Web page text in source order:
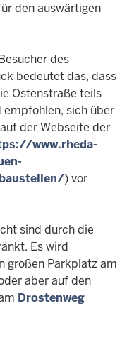
den auswärtigen
des
bedeutet das, dass
Ostenstraße teils
empfohlen, sich über
der Webseite der
www.rheda-
) vor
sind durch die
Es wird
großen Parkplatz am
aber auf den
Drostenweg